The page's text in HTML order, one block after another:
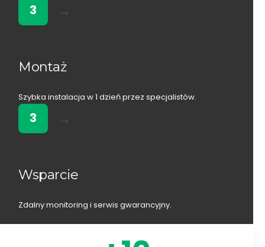
3 →
Montaż
Szybka instalacja w 1 dzień przez specjalistów.
3 →
Wsparcie
Zdalny monitoring i serwis gwarancyjny.